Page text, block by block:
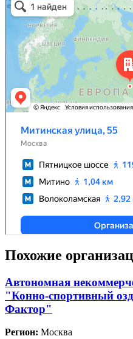
Похожие
Автономная
"Конно-спортивный
Фактор"
Регион: Москва